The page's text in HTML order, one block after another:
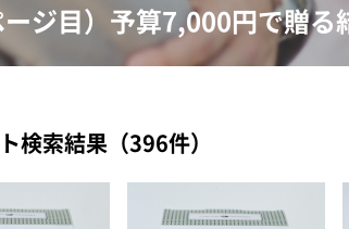
ージ目）予算7,000円で贈
検索結果（396件）